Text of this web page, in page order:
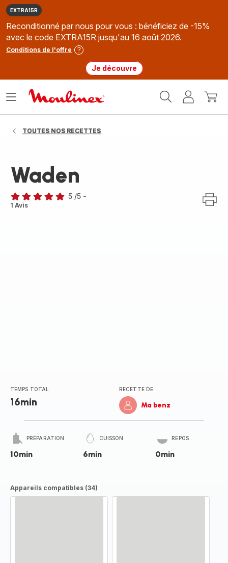
EXTRA15R
Reconditionné par nous pour vous : bénéficiez de -15%
avec le code EXTRA15R jusqu'au 16 août 2026.
Conditions de l'offre
Je découvre
MonMon
Ouvrir
TOUTES NOS RECETTES
Waden
Avis
5 /5 -
1 Avis
TEMPS TOTAL
16min
RECETTE DE
Ma benz
PRÉPARATION
10min
CUISSON
6min
REPOS
0min
Appareils compatibles (34)